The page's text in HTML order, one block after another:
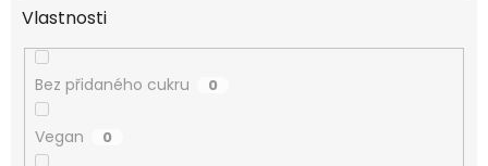
Vlastnosti
Bez přidaného cukru 0
Vegan 0